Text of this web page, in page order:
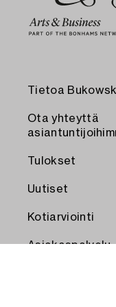
Tietoa
Ota yhteyttä
Tulokset
Uutiset
Kotiarviointi
Asiakaspalvelu